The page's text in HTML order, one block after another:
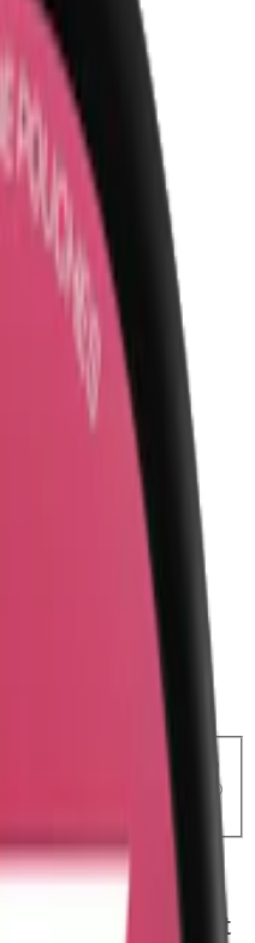
jordgubb och krämig
nikotin per slim prilla.
Vitt snus
29,90 kr
29,79 kr
Edition Slim Vitt